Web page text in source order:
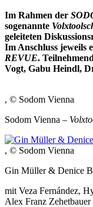
Im Rahmen der
sogenannte
geleiteten
Im Anschluss jeweils
REVUE.
Vogt, Gabu Heindl,
, © Sodom Vienna
Sodom Vienna –
, © Sodom Vienna
Gin Müller & Denice
mit Veza Fernández,
Alex Franz Zehetbauer